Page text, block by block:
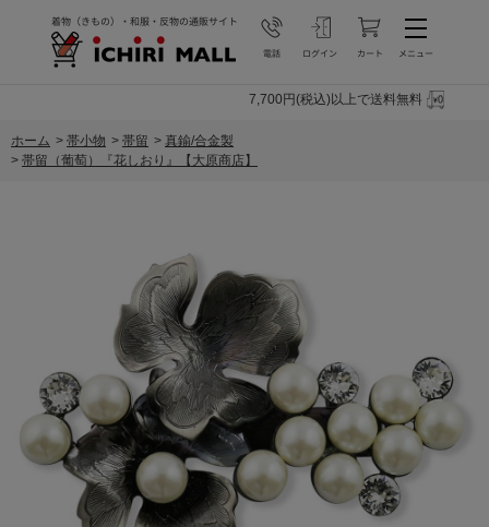
7,700円(税込)以上で送料無料
ホーム > 帯小物 > 帯留 > 真鍮/合金製
> 帯留（葡萄）『花しおり』【大原商店】